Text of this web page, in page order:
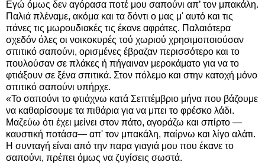
Εγώ όμως δεν αγόρασα ποτέ μου σαπούνι απ’ τον μπακάλη.
Παλιά πλέναμε, ακόμα και τα δόντι ο μας μ' αυτό και τις
πάνες τις μωρουδιακές τις έκανε αφράτες. Παλαιότερα
σχεδόν όλες οι νοικοκυρές τού χωριού χρησιμοποιούσαν
σπιτικό σαπούνι, ορισμένες έβραζαν περισσότερο και το
πουλούσαν σε πλάκες ή πήγαιναν μεροκάματο για να το
φτιάξουν σε ξένα σπιτικά. Στον πόλεμο και στην κατοχή μόνο
σπιτικό σαπούνι υπήρχε.
«Το σαπούνι το φτιάχνω κατά Σεπτέμβριο μήνα που βάζουμε
να καθαρίσουμε τα πιθάρια για να μπει το φρέσκο λάδι.
Μαζεύω ότι έχει μείνει στον πάτο, αγοράζω και σπίρτο —
καυστική ποτάσα— απ' τον μπακάλη, παίρνω και λίγο αλάτι.
Η συνταγή είναι από την παρα γιαγιά μου που έκανε το
σαπούνι, πρέπει όμως να ζυγίσεις σωστά.